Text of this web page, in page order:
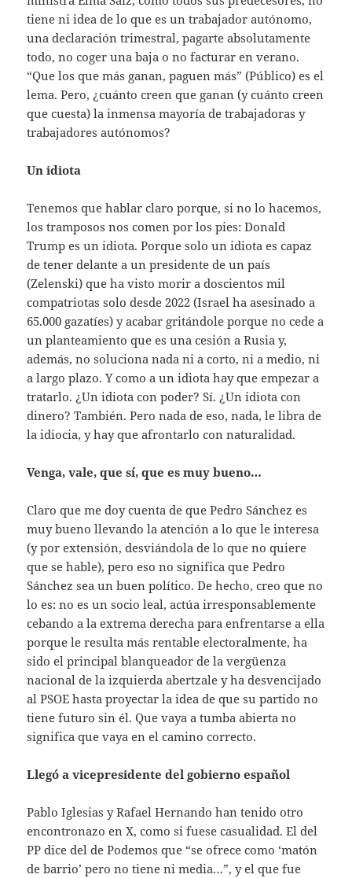
tiene ni idea de lo que es un trabajador autónomo,
una declaración trimestral, pagarte absolutamente
todo, no coger una baja o no facturar en verano.
“Que los que más ganan, paguen más” (Público) es el
lema. Pero, ¿cuánto creen que ganan (y cuánto creen
que cuesta) la inmensa mayoría de trabajadoras y
trabajadores autónomos?
Un idiota
Tenemos que hablar claro porque, si no lo hacemos,
los tramposos nos comen por los pies: Donald
Trump es un idiota. Porque solo un idiota es capaz
de tener delante a un presidente de un país
(Zelenski) que ha visto morir a doscientos mil
compatriotas solo desde 2022 (Israel ha asesinado a
65.000 gazatíes) y acabar gritándole porque no cede a
un planteamiento que es una cesión a Rusia y,
además, no soluciona nada ni a corto, ni a medio, ni
a largo plazo. Y como a un idiota hay que empezar a
tratarlo. ¿Un idiota con poder? Sí. ¿Un idiota con
dinero? También. Pero nada de eso, nada, le libra de
la idiocia, y hay que afrontarlo con naturalidad.
Venga, vale, que sí, que es muy bueno…
Claro que me doy cuenta de que Pedro Sánchez es
muy bueno llevando la atención a lo que le interesa
(y por extensión, desviándola de lo que no quiere
que se hable), pero eso no significa que Pedro
Sánchez sea un buen político. De hecho, creo que no
lo es: no es un socio leal, actúa irresponsablemente
cebando a la extrema derecha para enfrentarse a ella
porque le resulta más rentable electoralmente, ha
sido el principal blanqueador de la vergüenza
nacional de la izquierda abertzale y ha desvencijado
al PSOE hasta proyectar la idea de que su partido no
tiene futuro sin él. Que vaya a tumba abierta no
significa que vaya en el camino correcto.
Llegó a vicepresidente del gobierno español
Pablo Iglesias y Rafael Hernando han tenido otro
encontronazo en X, como si fuese casualidad. El del
PP dice del de Podemos que “se ofrece como ‘matón
de barrio’ pero no tiene ni media…”, y el que fue